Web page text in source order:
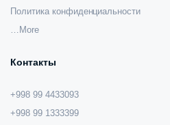
Политика конфиденциальности
…More
Контакты
+998 99 4433093
+998 99 1333399